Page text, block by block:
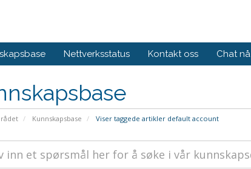
Nettverksstatus Kontakt oss Chat nå
Kunnskapsbase Viser taggede artikler default account